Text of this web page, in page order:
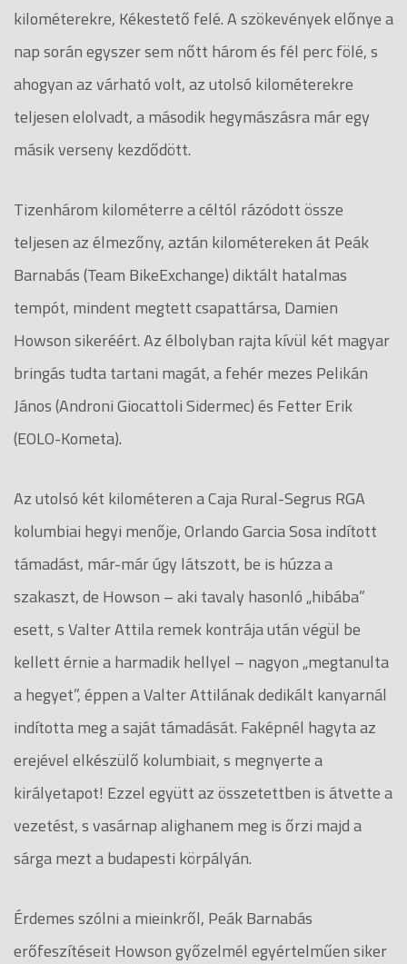
kilométerekre, Kékestető felé. A szökevények előnye a
nap során egyszer sem nőtt három és fél perc fölé, s
ahogyan az várható volt, az utolsó kilométerekre
teljesen elolvadt, a második hegymászásra már egy
másik verseny kezdődött.
Tizenhárom kilométerre a céltól rázódott össze
teljesen az élmezőny, aztán kilométereken át Peák
Barnabás (Team BikeExchange) diktált hatalmas
tempót, mindent megtett csapattársa, Damien
Howson sikeréért. Az élbolyban rajta kívül két magyar
bringás tudta tartani magát, a fehér mezes Pelikán
János (Androni Giocattoli Sidermec) és Fetter Erik
(EOLO-Kometa).
Az utolsó két kilométeren a Caja Rural-Segrus RGA
kolumbiai hegyi menője, Orlando Garcia Sosa indított
támadást, már-már úgy látszott, be is húzza a
szakaszt, de Howson – aki tavaly hasonló „hibába”
esett, s Valter Attila remek kontrája után végül be
kellett érnie a harmadik hellyel – nagyon „megtanulta
a hegyet”, éppen a Valter Attilának dedikált kanyarnál
indította meg a saját támadását. Faképnél hagyta az
erejével elkészülő kolumbiait, s megnyerte a
királyetapot! Ezzel együtt az összetettben is átvette a
vezetést, s vasárnap alighanem meg is őrzi majd a
sárga mezt a budapesti körpályán.
Érdemes szólni a mieinkről, Peák Barnabás
erőfeszítéseit Howson győzelmél egyértelműen siker